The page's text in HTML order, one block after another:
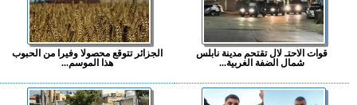
قوات الاحتـ لال تقتحم مدينة نابلس
شمال الضفة الغربية...
الجزائر تتوقع محصولا وفيرا من الحبوب
هذا الموسم...